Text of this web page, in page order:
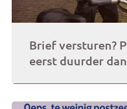
Brief versturen?
eerst duurder